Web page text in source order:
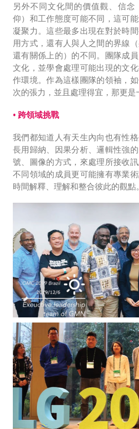
另外不同文化間的價值觀、信
仰）和工作態度可能不同，這可
凝聚力。這些最多出現在對於時
用方式，還有人與人之間的界線（
還有關係上的）的不同。團隊成
文化，並學會處理可能出現的文
作環境。作為這樣團隊的領袖，
次的張力，並且處理得宜，那更是
• 跨領域挑戰
我們都知道人有天生內向也有性
長用歸納、因果分析、邏輯性強
號、圖像的方式，來處理所接收
不同領域的成員更可能擁有專業
時間解釋、理解和整合彼此的觀點。